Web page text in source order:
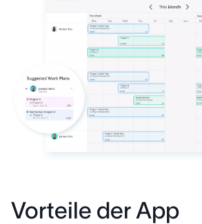
Vorteile der App